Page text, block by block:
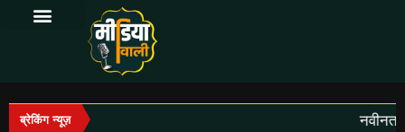
ब्रेकिंग न्यूज़